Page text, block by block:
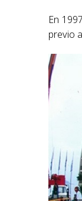
En
previo